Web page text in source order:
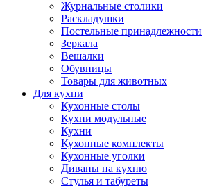
Журнальные столики
Раскладушки
Постельные принадлежности
Зеркала
Вешалки
Обувницы
Товары для животных
Для кухни
Кухонные столы
Кухни модульные
Кухни
Кухонные комплекты
Кухонные уголки
Диваны на кухню
Стулья и табуреты